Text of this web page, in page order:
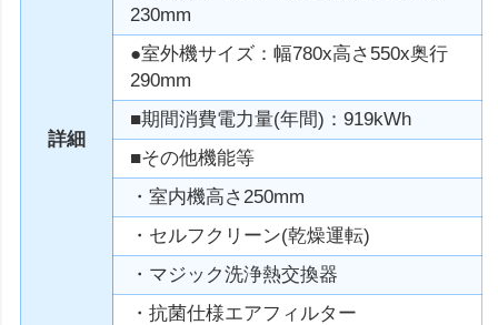
詳細
230mm
●室外機サイズ：幅780x高さ550x奥行
290mm
■期間消費電力量(年間)：919kWh
■その他機能等
・室内機高さ250mm
・セルフクリーン(乾燥運転)
・マジック洗浄熱交換器
・抗菌仕様エアフィルター